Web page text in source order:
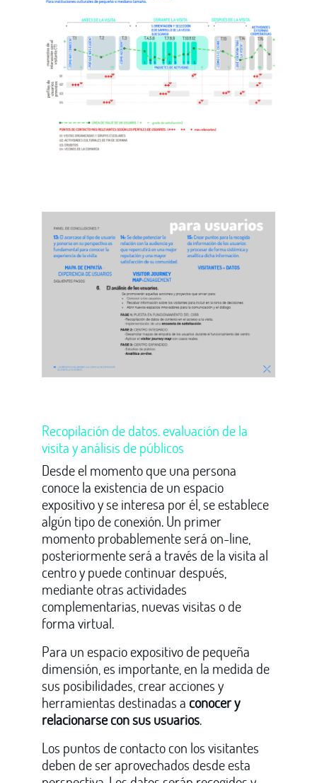
Recopilación de datos. evaluación de la
visita y análisis de públicos
Desde el momento que una persona
conoce la existencia de un espacio
expositivo y se interesa por él, se establece
algún tipo de conexión. Un primer
momento probablemente será on-line,
posteriormente será a través de la visita al
centro y puede continuar después,
mediante otras actividades
complementarias, nuevas visitas o de
forma virtual.
Para un espacio expositivo de pequeña
dimensión, es importante, en la medida de
sus posibilidades, crear acciones y
herramientas destinadas a conocer y
relacionarse con sus usuarios.
Los puntos de contacto con los visitantes
deben de ser aprovechados desde esta